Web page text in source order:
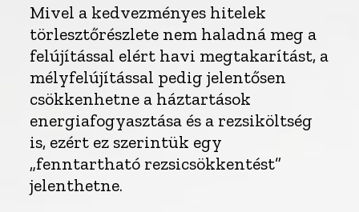
Mivel a kedvezményes hitelek
törlesztőrészlete nem haladná meg a
felújítással elért havi megtakarítást, a
mélyfelújítással pedig jelentősen
csökkenhetne a háztartások
energiafogyasztása és a rezsiköltség
is, ezért ez szerintük egy
„fenntartható rezsicsökkentést”
jelenthetne.